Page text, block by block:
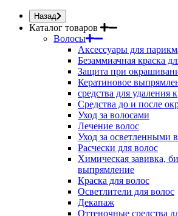
Назад
Каталог товаров
Волосы
Аксессуары для
Безаммиачная краска
Защита при
Кератиновое
средства для удаления
Средства до и после
Уход за волосами
Лечение волос
Уход за осветленными
Расчески для волос
Химическая завивка,
выпрямление
Краска для волос
Осветлители для волос
Декапаж
Оттеночные средства